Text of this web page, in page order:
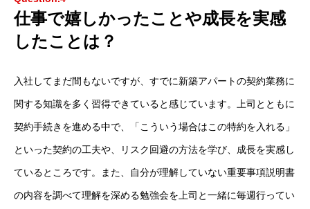
TOP トップページ
COMPANY 会社紹介
BUSINESS INFO 事業内容
WORK DESCRIPTION 仕事紹介
仕事で嬉しかったことや成長を実感
したことは？
入社してまだ間もないですが、すでに新築アパートの契約業務に
関する知識を多く習得できていると感じています。上司とともに
契約手続きを進める中で、「こういう場合はこの特約を入れる」
といった契約の工夫や、リスク回避の方法を学び、成長を実感し
ているところです。また、自分が理解していない重要事項説明書
の内容を調べて理解を深める勉強会を上司と一緒に毎週行ってい